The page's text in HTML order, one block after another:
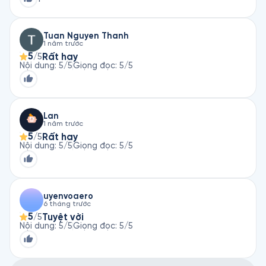
Tuan Nguyen Thanh
1 năm trước
5/5 Rất hay
Nội dung: 5/5Giọng đọc: 5/5
Lan
1 năm trước
5/5 Rất hay
Nội dung: 5/5Giọng đọc: 5/5
uyenvoaero
6 tháng trước
5/5Tuyệt vời
Nội dung: 5/5Giọng đọc: 5/5